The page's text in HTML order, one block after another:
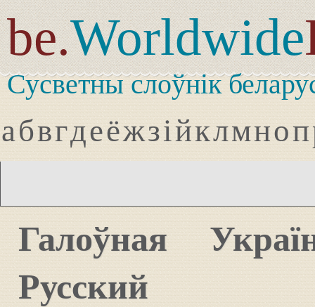
be.Worldwide
Сусветны слоўнік
абвгдеёжзійклмноп
Галоўная
Русский